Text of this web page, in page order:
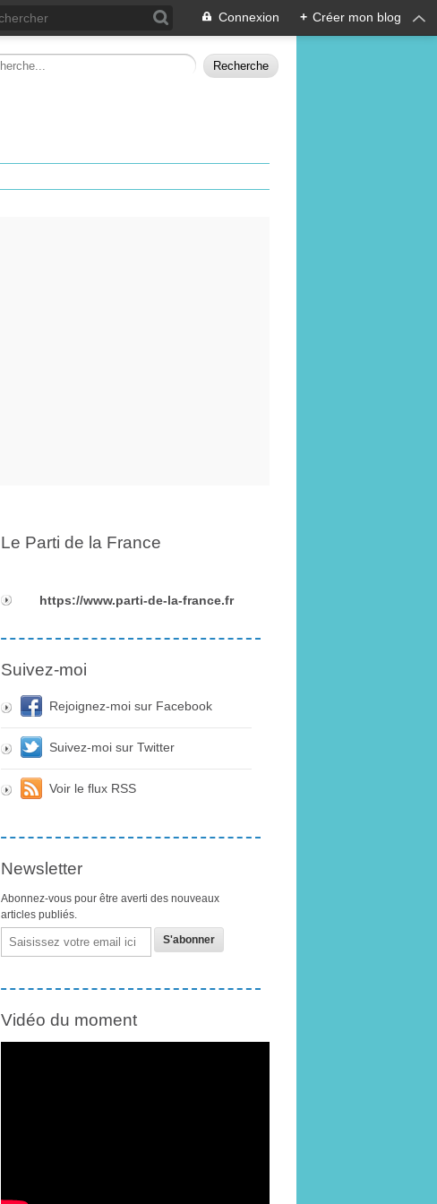
Connexion + Créer mon blog
Le Parti de la France
https://www.parti-de-la-france.fr
Suivez-moi
Rejoignez-moi sur Facebook
Suivez-moi sur Twitter
Voir le flux RSS
Newsletter
Abonnez-vous pour être averti des nouveaux
articles publiés.
Email
Vidéo du moment